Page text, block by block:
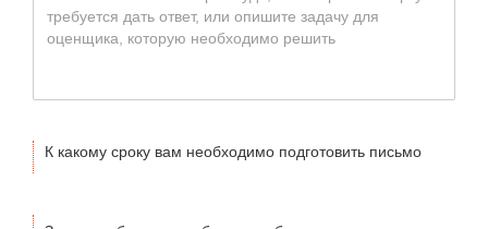
К какому сроку вам необходимо подготовить письмо